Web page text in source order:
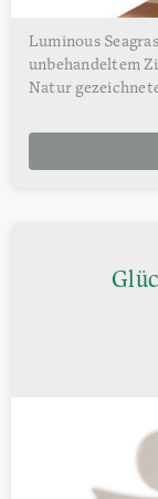
Luminous
unbehandeltem
Natur